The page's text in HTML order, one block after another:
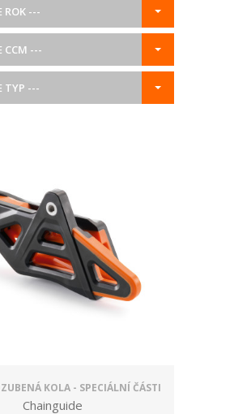
ROK ---
CCM ---
TYP ---
KOLA - SPECIÁLNÍ ČÁSTI
Chainguide